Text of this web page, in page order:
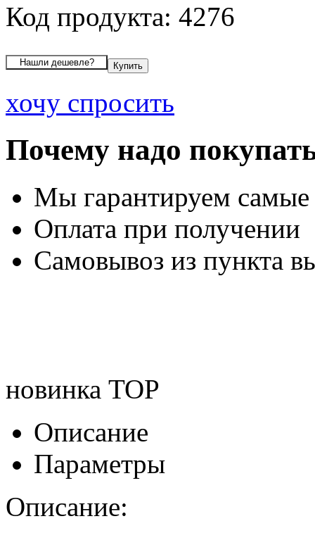
Код продукта: 4276
хочу спросить
Почему надо
Мы гарантируем
Оплата при получении
Самовывоз из пункта
новинка TOP
Описание
Параметры
Описание: